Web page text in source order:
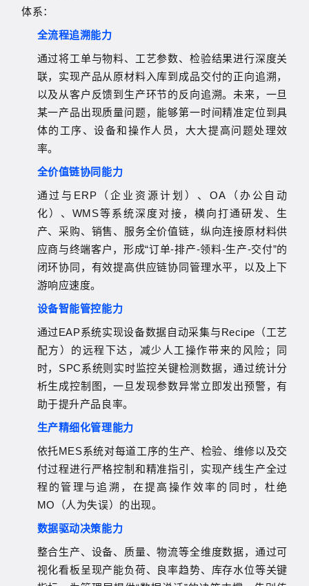
体系：
全流程追溯能力
通过将工单与物料、工艺参数、检验结果进行深度关
联，实现产品从原材料入库到成品交付的正向追溯，
以及从客户反馈到生产环节的反向追溯。未来，一旦
某一产品出现质量问题，能够第一时间精准定位到具
体的工序、设备和操作人员，大大提高问题处理效
率。
全价值链协同能力
通过与 ERP （企业资源计划）、OA （办公自动
化）、 WMS等系统深度对接，横向打通研发、生
产、采购、销售、服务全价值链，纵向连接原材料供
应商与终端客户，形成“订单-排产-领料-生产-交付”的
闭环协同，有效提高供应链协同管理水平，以及上下
游响应速度。
设备智能管控能力
通过EAP系统实现设备数据自动采集与Recipe （工艺
配方）的远程下达，减少人工操作带来的风险；同
时， SPC系统则实时监控关键检测数据，通过统计分
析生成控制图，一旦发现参数异常立即发出预警，有
助于提升产品良率。
生产精细化管理能力
依托MES系统对每道工序的生产、检验、维修以及交
付过程进行严格控制和精准指引，实现产线生产全过
程的管理与追溯，在提高操作效率的同时，杜绝
MO （人为失误）的出现。
数据驱动决策能力
整合生产、设备、质量、物流等全维度数据，通过可
视化看板呈现产能负荷、良率趋势、库存水位等关键